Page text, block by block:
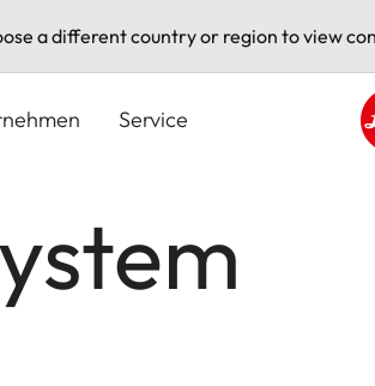
a different country or region to view
Service